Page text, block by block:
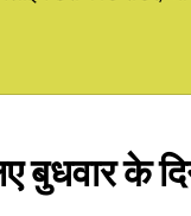
बुधवार के